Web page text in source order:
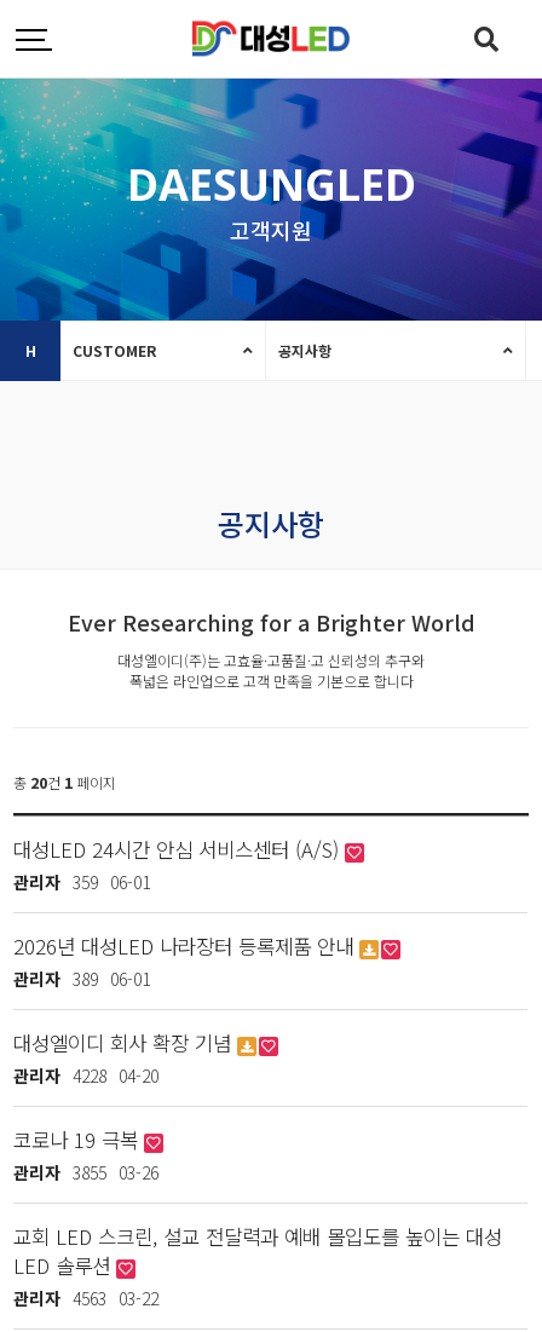
DAESUNGLED
고객지원
H CUSTOMER 공지사항
공지사항
Ever Researching for a Brighter World
대성엘이디(주)는 고효율·고품질·고 신뢰성의 추구와
폭넓은 라인업으로 고객 만족을 기본으로 합니다
총 20건 1 페이지
대성LED 24시간 안심 서비스센터 (A/S)
관리자 359 06-01
2026년 대성LED 나라장터 등록제품 안내
관리자 389 06-01
대성엘이디 회사 확장 기념
관리자 4228 04-20
코로나 19 극복
관리자 3855 03-26
교회 LED 스크린, 설교 전달력과 예배 몰입도를 높이는 대성
LED 솔루션
관리자 4563 03-22